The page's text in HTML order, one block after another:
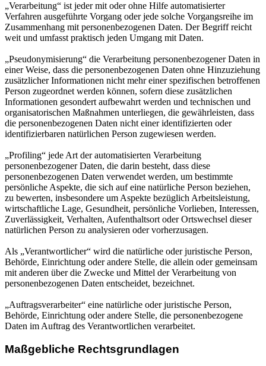
„Verarbeitung“ ist jeder mit oder ohne Hilfe automatisierter
Verfahren ausgeführte Vorgang oder jede solche Vorgangsreihe im
Zusammenhang mit personenbezogenen Daten. Der Begriff reicht
weit und umfasst praktisch jeden Umgang mit Daten.
„Pseudonymisierung“ die Verarbeitung personenbezogener Daten in
einer Weise, dass die personenbezogenen Daten ohne Hinzuziehung
zusätzlicher Informationen nicht mehr einer spezifischen betroffenen
Person zugeordnet werden können, sofern diese zusätzlichen
Informationen gesondert aufbewahrt werden und technischen und
organisatorischen Maßnahmen unterliegen, die gewährleisten, dass
die personenbezogenen Daten nicht einer identifizierten oder
identifizierbaren natürlichen Person zugewiesen werden.
„Profiling“ jede Art der automatisierten Verarbeitung
personenbezogener Daten, die darin besteht, dass diese
personenbezogenen Daten verwendet werden, um bestimmte
persönliche Aspekte, die sich auf eine natürliche Person beziehen,
zu bewerten, insbesondere um Aspekte bezüglich Arbeitsleistung,
wirtschaftliche Lage, Gesundheit, persönliche Vorlieben, Interessen,
Zuverlässigkeit, Verhalten, Aufenthaltsort oder Ortswechsel dieser
natürlichen Person zu analysieren oder vorherzusagen.
Als „Verantwortlicher“ wird die natürliche oder juristische Person,
Behörde, Einrichtung oder andere Stelle, die allein oder gemeinsam
mit anderen über die Zwecke und Mittel der Verarbeitung von
personenbezogenen Daten entscheidet, bezeichnet.
„Auftragsverarbeiter“ eine natürliche oder juristische Person,
Behörde, Einrichtung oder andere Stelle, die personenbezogene
Daten im Auftrag des Verantwortlichen verarbeitet.
Maßgebliche Rechtsgrundlagen